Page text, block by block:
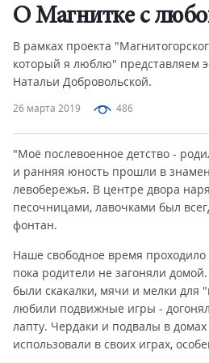
26 марта 2019 486
О Магнитке с
В рамках проекта
который я люблю" представляем
Натальи Добровольской.
"Моё послевоенное детство -
и ранняя юность прошли в
левобережья. В центре двора
песочницами, лавочками был
фонтан.
Наше свободное время
пока родители не загоняли
были скакалки, мячи и мелки для
любили подвижные игры -
лапту. Чердаки и подвалы в
использовали в своих играх,